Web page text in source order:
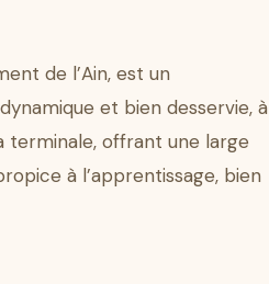
de l’Ain, est un
et bien desservie, à
terminale, offrant une large
à l’apprentissage, bien